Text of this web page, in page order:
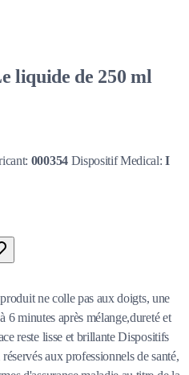
liquide de 250 ml
000354 Dispositif Medical:I
ne colle pas aux doigts, une
6 minutes après mélange,dureté et
reste lisse et brillante Dispositifs
aux professionnels de santé,